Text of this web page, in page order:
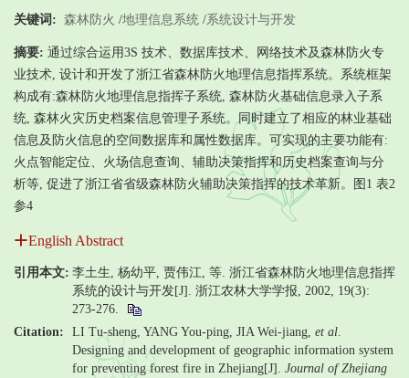
关键词: 森林防火 /地理信息系统 /系统设计与开发
摘要: 通过综合运用3S 技术、数据库技术、网络技术及森林防火专
业技术, 设计和开发了浙江省森林防火地理信息指挥系统。系统框架
构成有:森林防火地理信息指挥子系统, 森林防火基础信息录入子系
统, 森林火灾历史档案信息管理子系统。同时建立了相应的林业基础
信息及防火信息的空间数据库和属性数据库。可实现的主要功能有:
火点智能定位、火场信息查询、辅助决策指挥和历史档案查询与分
析等, 促进了浙江省省级森林防火辅助决策指挥的技术革新。图1 表2
参4
English Abstract
引用本文: 李土生, 杨幼平, 贾伟江, 等. 浙江省森林防火地理信息指挥
系统的设计与开发[J]. 浙江农林大学学报, 2002, 19(3):
273-276.
Citation:
LI Tu-sheng, YANG You-ping, JIA Wei-jiang, et al
Designing and development of geographic information system
for preventing forest fire in Zhejiang[J]. Journal of Zhejiang